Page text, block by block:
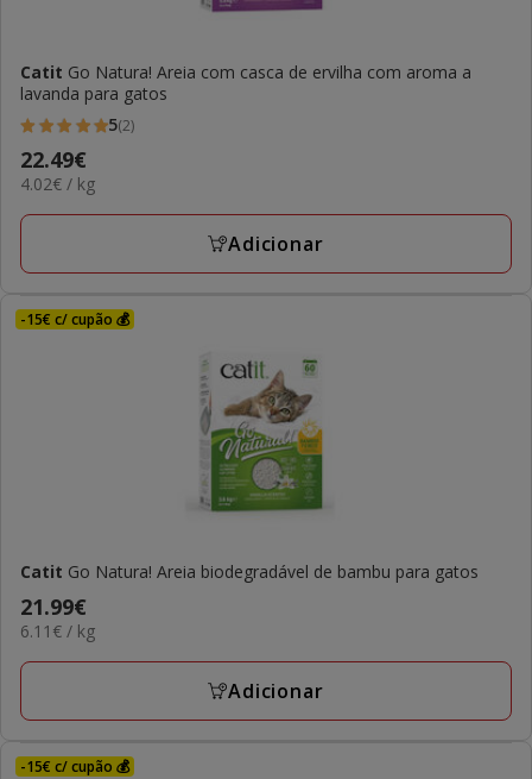
Catit Go Natura! Areia com casca de ervilha com aroma a
lavanda para gatos
5
estrelas
com
2
5(2)
Preço
22.49€
22.49€
4.02€
KG
4.02€ / kg
Adicionar
-15€ c/ cupão 💰
Catit Go Natura! Areia biodegradável de bambu para gatos
Preço
21.99€
21.99€
6.11€
KG
6.11€ / kg
Adicionar
-15€ c/ cupão 💰